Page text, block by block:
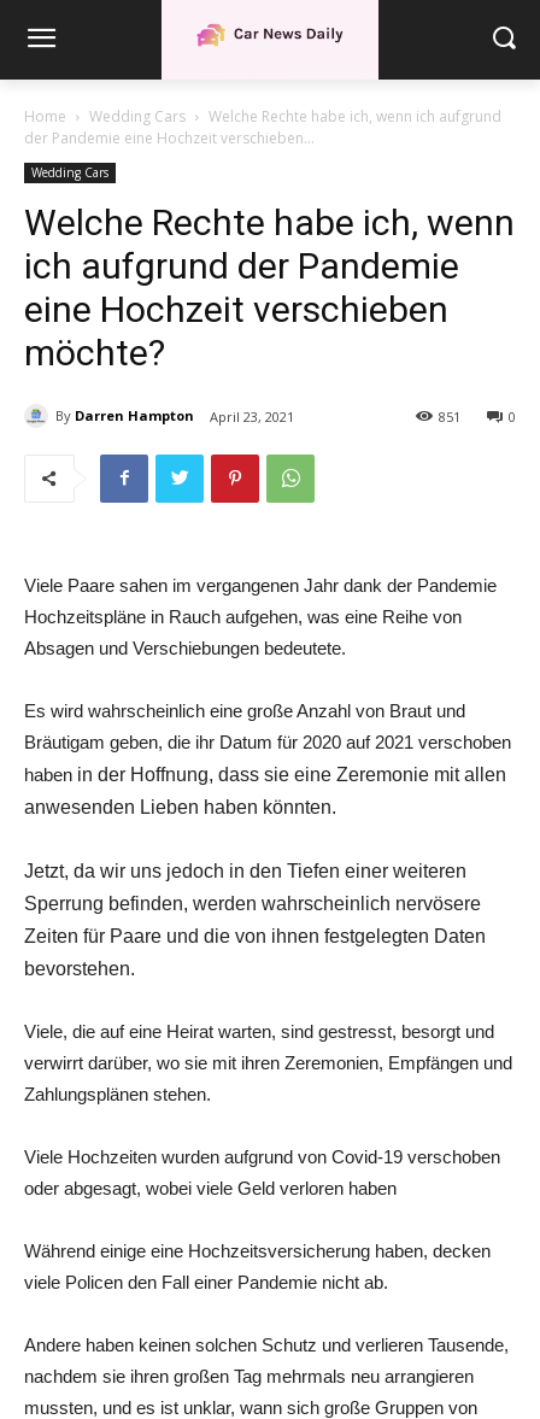
Home Wedding Cars
Welche Rechte habe ich, wenn ich aufgrund
der Pandemie eine Hochzeit verschieben...
Wedding Cars
Welche Rechte habe ich, wenn
ich aufgrund der Pandemie
eine Hochzeit verschieben
möchte?
By Darren Hampton April 23, 2021 0
851
Viele Paare sahen im vergangenen Jahr dank der Pandemie
Hochzeitspläne in Rauch aufgehen, was eine Reihe von
Absagen und Verschiebungen bedeutete.
Es wird wahrscheinlich eine große Anzahl von Braut und
Bräutigam geben, die ihr Datum für 2020 auf 2021 verschoben
haben in der Hoffnung, dass sie eine Zeremonie mit allen
anwesenden Lieben haben könnten.
Jetzt, da wir uns jedoch in den Tiefen einer weiteren
Sperrung befinden, werden wahrscheinlich nervösere
Zeiten für Paare und die von ihnen festgelegten Daten
bevorstehen.
Viele, die auf eine Heirat warten, sind gestresst, besorgt und
verwirrt darüber, wo sie mit ihren Zeremonien, Empfängen und
Zahlungsplänen stehen.
Viele Hochzeiten wurden aufgrund von Covid-19 verschoben
oder abgesagt, wobei viele Geld verloren haben
Während einige eine Hochzeitsversicherung haben, decken
viele Policen den Fall einer Pandemie nicht ab.
Andere haben keinen solchen Schutz und verlieren Tausende,
nachdem sie ihren großen Tag mehrmals neu arrangieren
mussten, und es ist unklar, wann sich große Gruppen von